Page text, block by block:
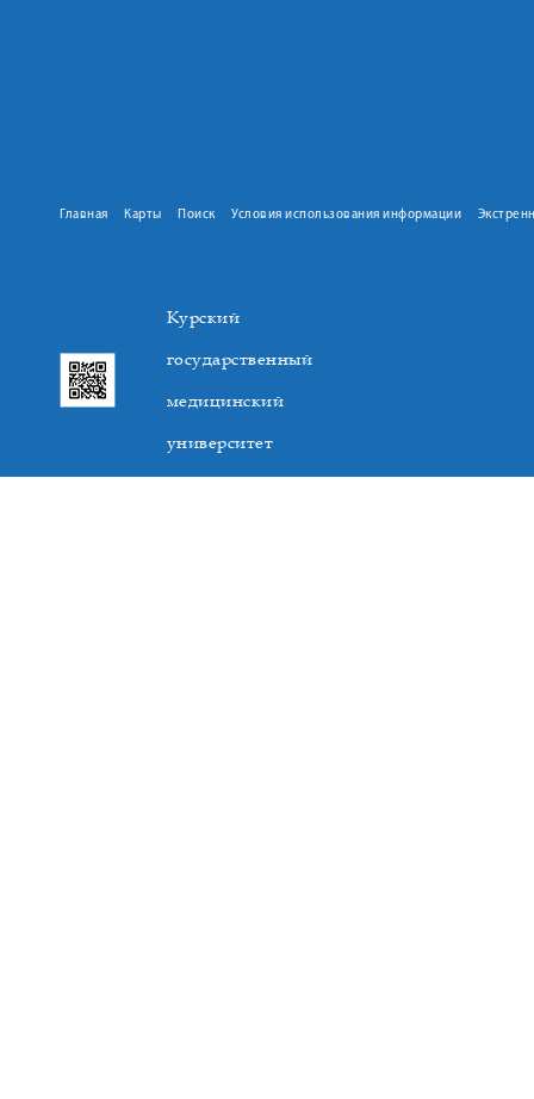
Главная Карты Поиск Условия использования информации
Курский
государственный
медицинский
университет